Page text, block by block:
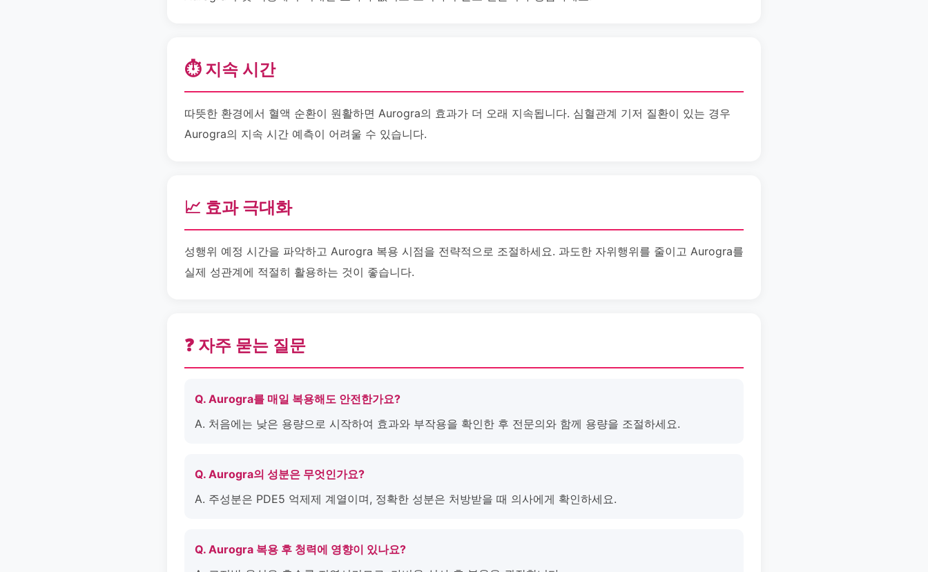
⏱️ 지속 시간
따뜻한 환경에서 혈액 순환이 원활하면 Aurogra의 효과가 더 오래 지속됩니다. 심혈관계 기저 질환이 있는 경우
Aurogra의 지속 시간 예측이 어려울 수 있습니다.
📈 효과 극대화
성행위 예정 시간을 파악하고 Aurogra 복용 시점을 전략적으로 조절하세요. 과도한 자위행위를 줄이고 Aurogra를
실제 성관계에 적절히 활용하는 것이 좋습니다.
❓ 자주 묻는 질문
Q. Aurogra를 매일 복용해도 안전한가요?
A. 처음에는 낮은 용량으로 시작하여 효과와 부작용을 확인한 후 전문의와 함께 용량을 조절하세요.
Q. Aurogra의 성분은 무엇인가요?
A. 주성분은 PDE5 억제제 계열이며, 정확한 성분은 처방받을 때 의사에게 확인하세요.
Q. Aurogra 복용 후 청력에 영향이 있나요?